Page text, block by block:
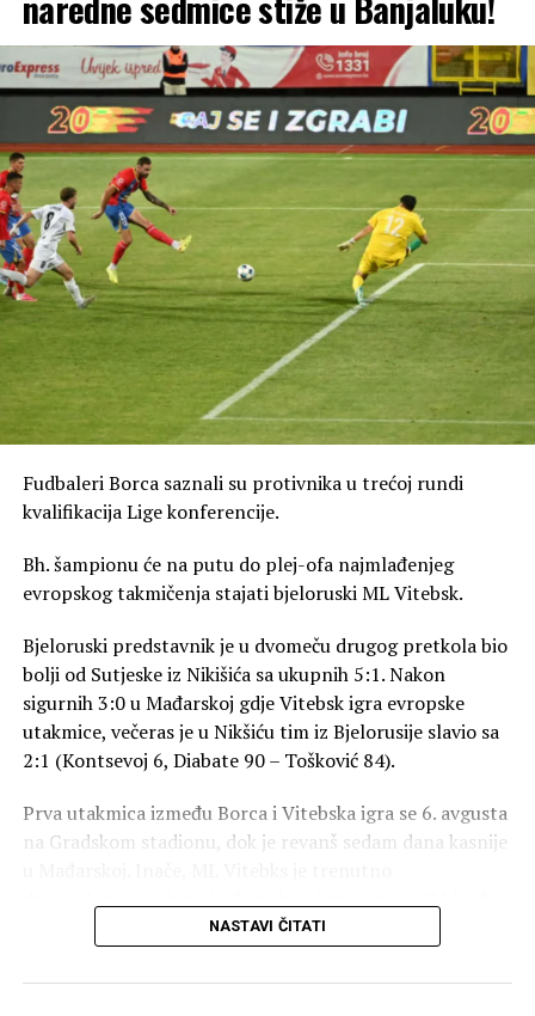
Šta je Jokić rekao o novom ugovoru?
Poslije pobjede protiv Bosne i Hercegovine u Beogradu je
jedno od pitanja za Jokića bilo baš oko novog ugovora.
Tada je stavio dodatni pritisak na upravu kluba.
“Moja ideja i želja je da ostanem u Denveru zauvijek.
Vjerovatno ću potpisati sljedeće godine. Zbog toga je,
striktno biznis. Moja želja je da do kraja života igram u
Denveru, na njima je da li će da mi ponude ili neće”, rekao
je Jokić.
Šta se dešava u Denveru?
Odluka Jokića da ne potpiše ugovor sada je stavila i
dodatni pritisak na čelnike kluba. Prosto, želi da im stavi
do znanja da moraju da budu aktivniji i da naprave
dovoljno dobar tim koji može da se bori za titulu u NBA
ligi.
Produžili su ugovor sa Spenserom Džounsom (dvije
godine, 12 miliona dolara) i sada se čeka konačna odluka
oko Pejtona Votsona. On navodno traži najmanje 23
miliona dolara po sezoni, dok je ponuda Nagetsa između
16 i 18 miliona. Razlika nije mala, drugi timovi su
zainteresovani i čekaju šansu. Ako se dogovore sa njim,
jasno je da bi zbog poreza na luksuz morali da trejduju
nekog od nosilaca igre – Džamala Mareja, Erona Gordona
ili Kema Džonsona… piše Mondo.
Fudbaleri Borca saznali su protivnika u trećoj rundi
kvalifikacija Lige konferencije.
Bh. šampionu će na putu do plej-ofa najmlađenjeg
evropskog takmičenja stajati bjeloruski ML Vitebsk.
Bjeloruski predstavnik je u dvomeču drugog pretkola bio
bolji od Sutjeske iz Nikišića sa ukupnih 5:1. Nakon
sigurnih 3:0 u Mađarskoj gdje Vitebsk igra evropske
utakmice, večeras je u Nikšiću tim iz Bjelorusije slavio sa
2:1 (Kontsevoj 6, Diabate 90 – Tošković 84).
Prva utakmica između Borca i Vitebska igra se 6. avgusta
na Gradskom stadionu, dok je revanš sedam dana kasnije
nalazi se odmah iza vodećeg Dinamo iz Minska (33).
Nezavisne
NASTAVI ČITATI